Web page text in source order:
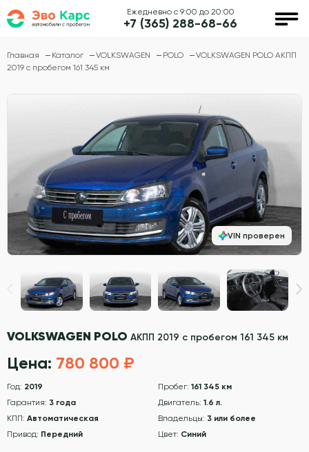
Ежедневно с 9:00 до 20:00
+7 (365) 288-68-66
Главная Каталог VOLKSWAGEN POLO
VOLKSWAGEN POLO АКПП
2019 с пробегом 161 345 км
VOLKSWAGEN POLO АКПП 2019 с пробегом 161 345 км
Цена: 780 800 ₽
Год: 2019 Пробег: 161 345 км
Гарантия: 3 года Двигатель: 1.6 л.
КПП: Автоматическая Владельцы: 3 или более
Привод: Передний Цвет: Синий
VIN проверен